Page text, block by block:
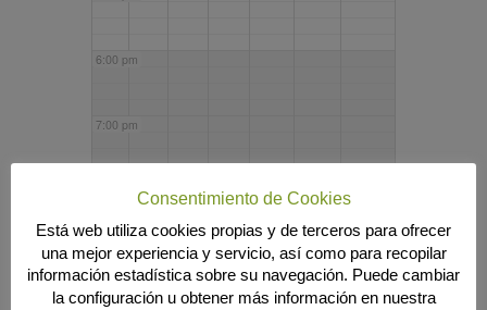
6:00 pm
7:00 pm
9:00 pm
Consentimiento de Cookies
Está web utiliza cookies propias y de terceros para ofrecer
una mejor experiencia y servicio, así como para recopilar
información estadística sobre su navegación. Puede cambiar
la configuración u obtener más información en nuestra